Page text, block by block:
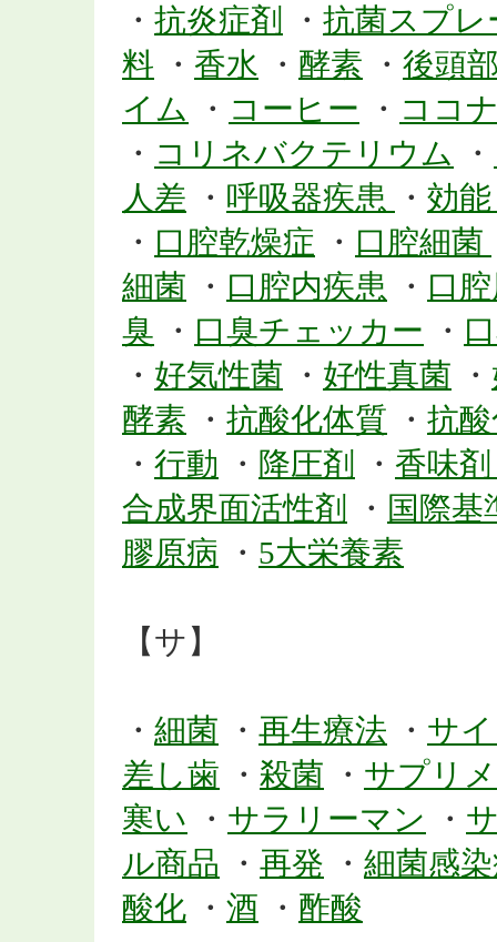
・ 抗炎症剤 ・ 抗菌スプレ
料 ・ 香水 ・ 酵素 ・ 後頭
イム
・ コーヒー ・ ココ
・ コリネバクテリウム ・
人差 ・ 呼吸器疾患 ・ 効
・ 口腔乾燥症 ・ 口腔細菌
細菌 ・ 口腔内疾患 ・ 口
臭 ・ 口臭チェッカー ・
・ 好気性菌 ・ 好性真菌 ・
酵素 ・ 抗酸化体質 ・ 抗
・ 行動 ・ 降圧剤 ・ 香味
合成界面活性剤
・ 国際基
膠原病 ・ 5大栄養素
【サ】
・ 細菌 ・ 再生療法 ・ サ
差し歯 ・ 殺菌 ・ サプリ
寒い ・ サラリーマン ・
ル商品 ・ 再発 ・ 細菌感
酸化 ・ 酒 ・ 酢酸